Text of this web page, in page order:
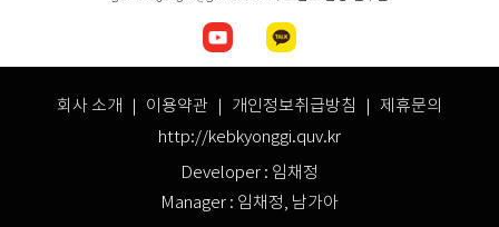
회사 소개 ｜ 이용약관 개인정보취급방침
｜ 제휴문의
http://kebkyonggi.quv.kr
Developer : 임채정
Manager : 임채정, 남가아